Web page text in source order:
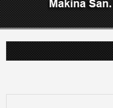
arama...